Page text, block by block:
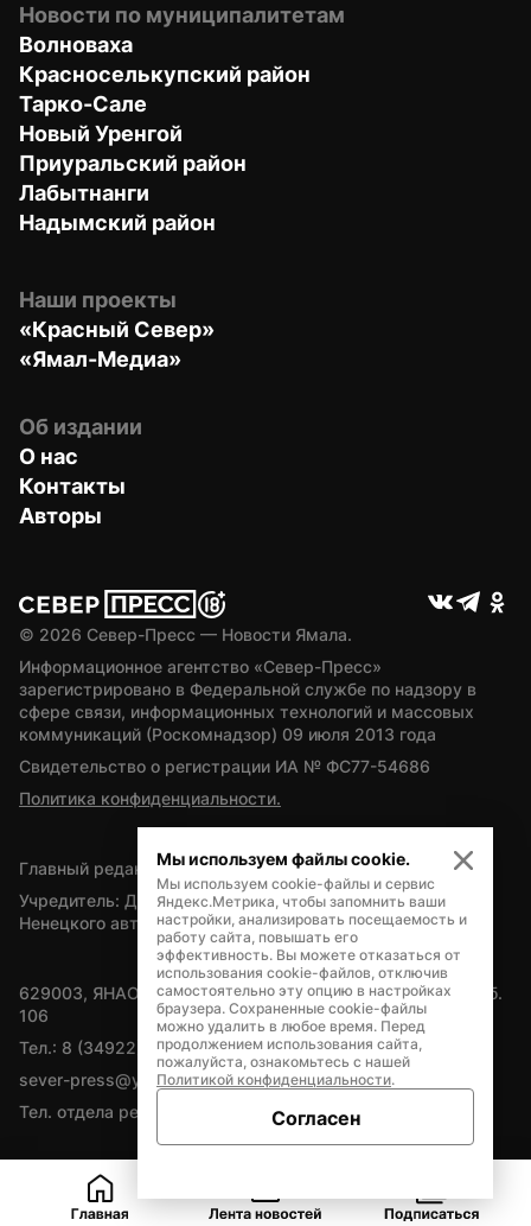
Новости по муниципалитетам
Волноваха
Красноселькупский район
Тарко-Сале
Новый Уренгой
Приуральский район
Лабытнанги
Надымский район
Наши проекты
«Красный Север»
«Ямал-Медиа»
Об издании
О нас
Контакты
Авторы
© 2026 Север-Пресс — Новости Ямала.
Информационное агентство «Север-Пресс»
зарегистрировано в Федеральной службе по надзору в
сфере связи, информационных технологий и массовых
коммуникаций (Роскомнадзор) 09 июля 2013 года
Свидетельство о регистрации ИА № ФС77-54686
Политика конфиденциальности.
Главный редактор — А.Л. Поздеев
Учредитель: Департамент внутренней политики Ямало-
Ненецкого автономного округа
629003, ЯНАО, Салехард, мкр. Богдана Кнунянца, д.1, каб.
106
Тел.: 8 (34922) 71262
sever-press@yamal-media.ru
Тел. отдела рекламы: 8 (34922) 42728
Мы используем файлы cookie.
Мы используем cookie-файлы и сервис
Яндекс.Метрика, чтобы запомнить ваши
настройки, анализировать посещаемость и
работу сайта, повышать его
эффективность. Вы можете отказаться от
использования cookie-файлов, отключив
самостоятельно эту опцию в настройках
браузера. Сохраненные cookie-файлы
можно удалить в любое время. Перед
продолжением использования сайта,
пожалуйста, ознакомьтесь с нашей
Политикой конфиденциальности.
Согласен